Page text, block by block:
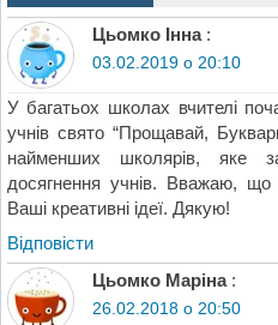
Цьомко Інна :
03.02.2019 о 20:10
У багатьох школах вчителі
учнів свято “Прощавай,
найменших школярів, яке
досягнення учнів. Вважаю, що
Ваші креативні ідеї. Дякую!
Відповіcти
Цьомко Маріна :
26.02.2018 о 20:50